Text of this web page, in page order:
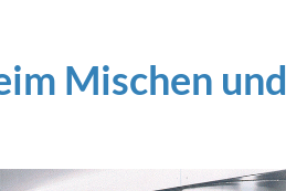
Mischen und